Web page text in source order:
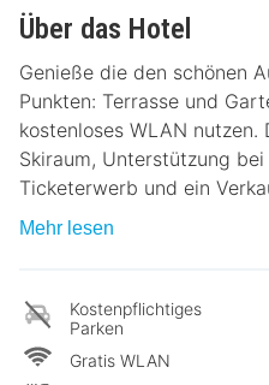
Über das Hotel
Genieße die den schönen
Punkten: Terrasse und
kostenloses WLAN
Skiraum, Unterstützung
Ticketerwerb und ein
Mehr lesen
Kostenpflichtiges
Parken
Gratis WLAN